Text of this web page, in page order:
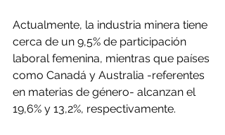
Actualmente, la industria minera tiene
cerca de un 9,5% de participación
laboral femenina, mientras que países
como Canadá y Australia -referentes
en materias de género- alcanzan el
19,6% y 13,2%, respectivamente.